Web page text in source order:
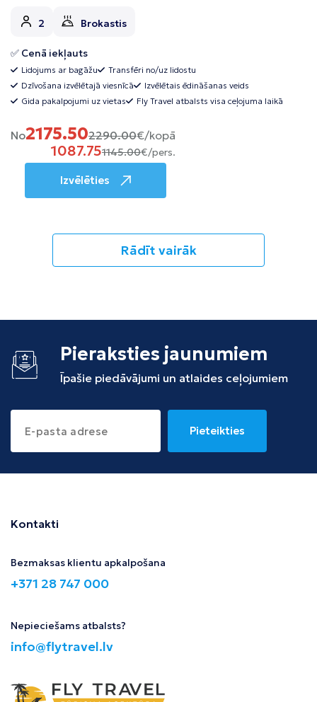
2 Brokastis
✅ Cenā iekļauts
Lidojums ar bagāžu
Transfēri no/uz lidostu
Dzīvošana izvēlētajā viesnīcā
Izvēlētais ēdināšanas veids
Gida pakalpojumi uz vietas
Fly Travel atbalsts visa ceļojuma laikā
No2175.502290.00€/kopā
1087.751145.00€/pers.
Izvēlēties
Rādīt vairāk
Pieraksties jaunumiem
Īpašie piedāvājumi un atlaides ceļojumiem
Pieteikties
Kontakti
Bezmaksas klientu apkalpošana
+371 28 747 000
Nepieciešams atbalsts?
info@flytravel.lv